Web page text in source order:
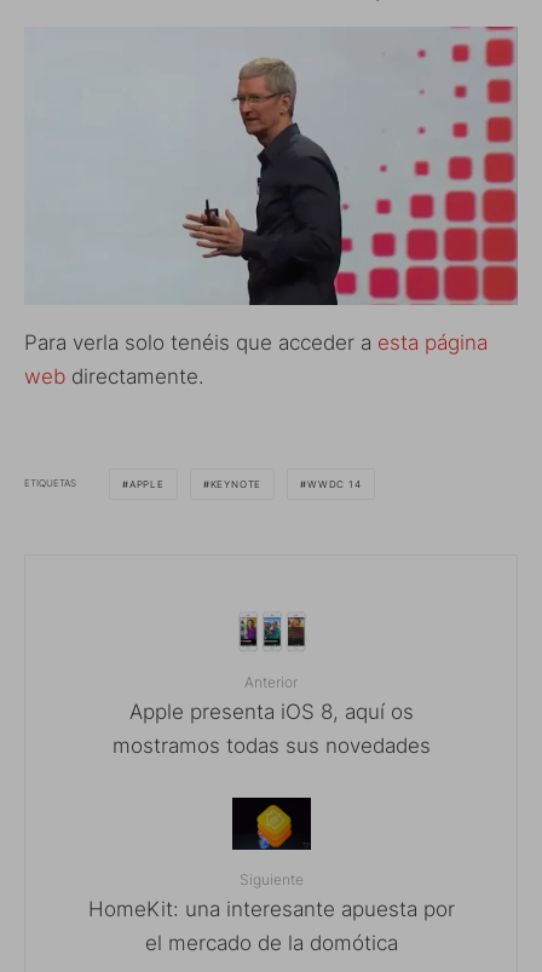
Para verla solo tenéis que acceder a esta página
web directamente.
ETIQUETAS APPLE KEYNOTE WWDC 14
Anterior
Apple presenta iOS 8, aquí os
mostramos todas sus novedades
Siguiente
HomeKit: una interesante apuesta por
el mercado de la domótica